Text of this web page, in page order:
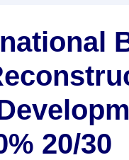
20/30